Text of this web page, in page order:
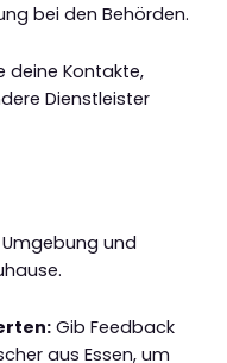
bei den Behörden.
deine Kontakte,
Dienstleister
und
Gib Feedback
aus Essen, um